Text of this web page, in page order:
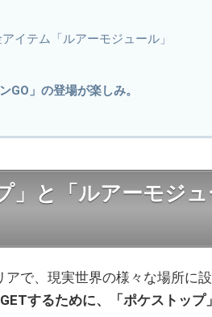
イテム「ルアーモジュール」
GO」の登場が楽しみ。
」と「ルアーモジュ
アで、現実世界の様々な場所に設
するために、「ポケストップ」